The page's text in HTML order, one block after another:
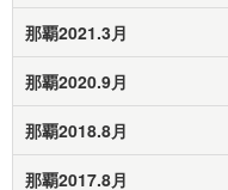
那覇2021.3月
那覇2020.9月
那覇2018.8月
那覇2017.8月